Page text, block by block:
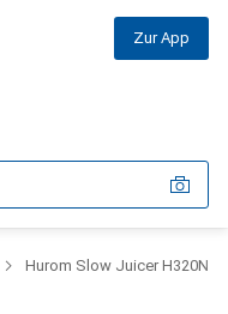
Zur App
Hurom Slow Juicer H320N